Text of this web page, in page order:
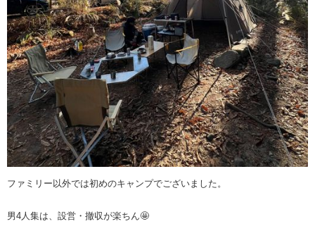
ファミリー以外では初めのキャンプでございました。
男4人集は、設営・撤収が楽ちん🤩